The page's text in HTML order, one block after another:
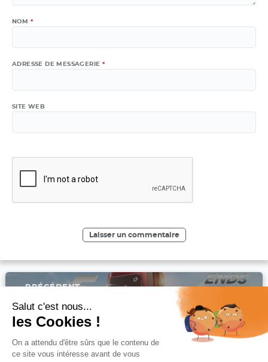
NOM *
ADRESSE DE MESSAGERIE *
SITE WEB
Navigation
de
PRÉCÉDENT
précédent :
Avis sur le Kit Aegis Legend 5 : Geekvape passe la
cinquième !
SUIVANT
Salut c'est nous...
les Cookies !
On a attendu d'être sûrs que le contenu de
ce site vous intéresse avant de vous